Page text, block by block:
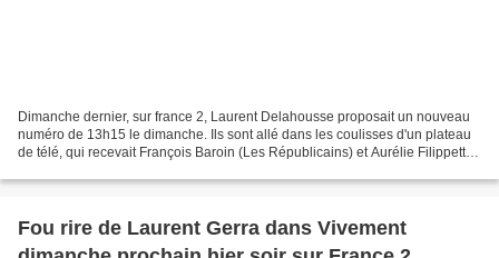
Dimanche dernier, sur france 2, Laurent Delahousse proposait un nouveau
numéro de 13h15 le dimanche. Ils sont allé dans les coulisses d'un plateau
de télé, qui recevait François Baroin (Les Républicains) et Aurélie Filippetti
Fou rire de Laurent Gerra dans Vivement